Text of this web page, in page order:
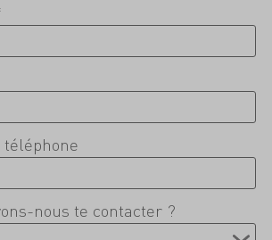
téléphone
nous te contacter ?